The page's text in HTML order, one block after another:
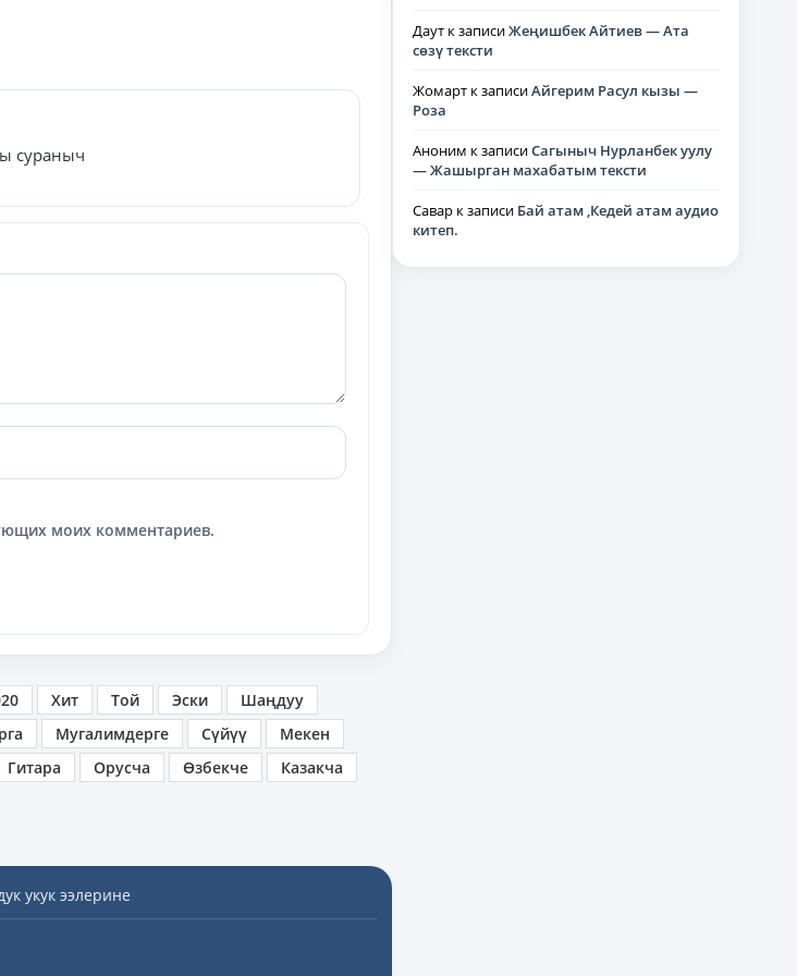
Даут к записиЖеңишбек Айтиев — Ата
сөзү тексти
Жомарт к записиАйгерим Расул кызы —
Роза
Аноним к записиСагыныч Нурланбек уулу
— Жашырган махабатым тексти
Савар к записи Бай атам ,Кедей атам аудио
китеп.
сураныч
моих комментариев.
Хит Той Эски
Шаңдуу
Мугалимдерге Сүйүү
Мекен
Гитара Орусча Өзбекче
Казакча
укук ээлерине